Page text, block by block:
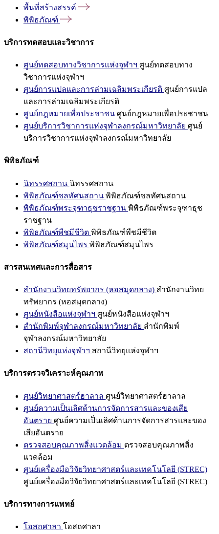
พื้นที่สร้างสรรค์
พิพิธภัณฑ์
บริการทดสอบและวิชาการ
ศูนย์ทดสอบทางวิชาการแห่งจุฬาฯ ศูนย์ทดสอบทาง
วิชาการแห่งจุฬาฯ
ศูนย์การแปลและการล่ามเฉลิมพระเกียรติ ศูนย์การแปล
และการล่ามเฉลิมพระเกียรติ
ศูนย์กฎหมายเพื่อประชาชน ศูนย์กฎหมายเพื่อประชาชน
ศูนย์บริการวิชาการแห่งจุฬาลงกรณ์มหาวิทยาลัย ศูนย์
บริการวิชาการแห่งจุฬาลงกรณ์มหาวิทยาลัย
พิพิธภัณฑ์
นิทรรศสถาน นิทรรศสถาน
พิพิธภัณฑ์ชลทัศนสถาน พิพิธภัณฑ์ชลทัศนสถาน
พิพิธภัณฑ์พระจุฑาธุชราชฐาน พิพิธภัณฑ์พระจุฑาธุช
ราชฐาน
พิพิธภัณฑ์พืชมีชีวิต พิพิธภัณฑ์พืชมีชีวิต
พิพิธภัณฑ์สมุนไพร พิพิธภัณฑ์สมุนไพร
สารสนเทศและการสื่อสาร
สำนักงานวิทยทรัพยากร (หอสมุดกลาง) สำนักงานวิทย
ทรัพยากร (หอสมุดกลาง)
ศูนย์หนังสือแห่งจุฬาฯ ศูนย์หนังสือแห่งจุฬาฯ
สำนักพิมพ์จุฬาลงกรณ์มหาวิทยาลัย สำนักพิมพ์
จุฬาลงกรณ์มหาวิทยาลัย
สถานีวิทยุแห่งจุฬาฯ สถานีวิทยุแห่งจุฬาฯ
บริการตรวจวิเคราะห์คุณภาพ
ศูนย์วิทยาศาสตร์ฮาลาล ศูนย์วิทยาศาสตร์ฮาลาล
ศูนย์ความเป็นเลิศด้านการจัดการสารและของเสีย
อันตราย ศูนย์ความเป็นเลิศด้านการจัดการสารและของ
เสียอันตราย
ตรวจสอบคุณภาพสิ่งแวดล้อม ตรวจสอบคุณภาพสิ่ง
แวดล้อม
ศูนย์เครื่องมือวิจัยวิทยาศาสตร์และเทคโนโลยี (STREC)
ศูนย์เครื่องมือวิจัยวิทยาศาสตร์และเทคโนโลยี (STREC)
บริการทางการแพทย์
โอสถศาลา โอสถศาลา